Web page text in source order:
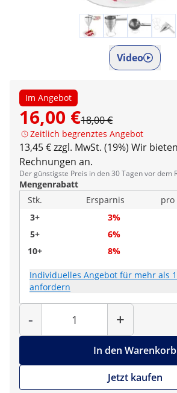
Video
Im Angebot
16,00 €18,00 €
Zeitlich begrenztes Angebot
13,45 € zzgl. MwSt. (19%) Wir
Rechnungen an.
Der günstigste Preis in den 30 Tagen vor dem
Mengenrabatt
Stk.
Ersparnis
pro
3+
3%
5+
6%
10+
8%
Individuelles Angebot für mehr als
anfordern
-
Menge
+
In den Warenkorb
Jetzt kaufen